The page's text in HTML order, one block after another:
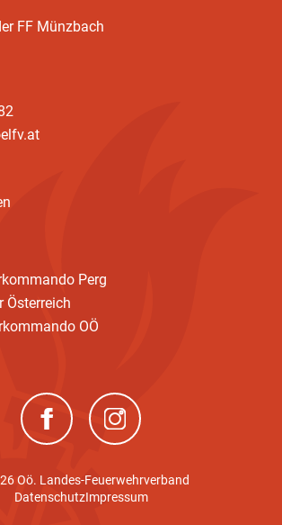
FF Münzbach
Perg
Österreich
OÖ
(neues Fenster)(neues Fenster)
Oö. Landes-Feuerwehrverband
DatenschutzImpressum